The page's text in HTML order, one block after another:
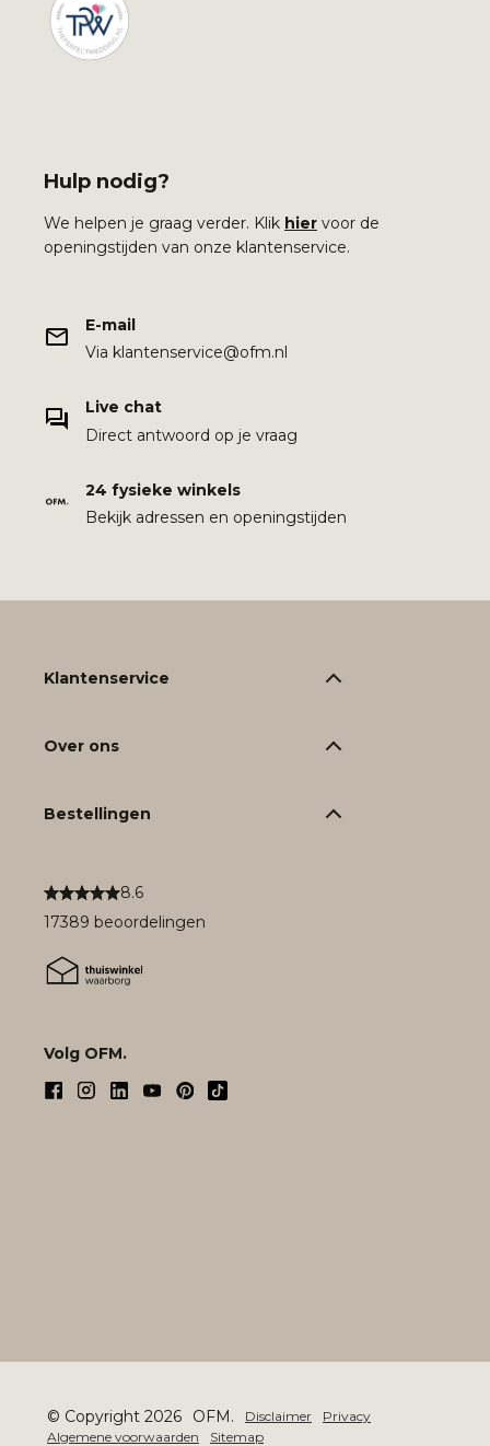
Hulp nodig?
We helpen je graag verder. Klik hier voor de
openingstijden van onze klantenservice.
E-mail
Via klantenservice@ofm.nl
Live chat
Direct antwoord op je vraag
24 fysieke winkels
Bekijk adressen en openingstijden
8.6
17389 beoordelingen
Volg OFM.
Klantenservice
Over ons
Bestellingen
© Copyright 2026 OFM. Disclaimer
Privacy
Algemene voorwaarden
Sitemap